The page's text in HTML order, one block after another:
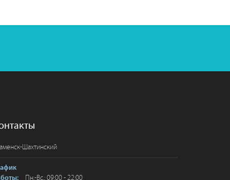
Шахтинский
Пн.-Вс.: 09:00 - 22:00